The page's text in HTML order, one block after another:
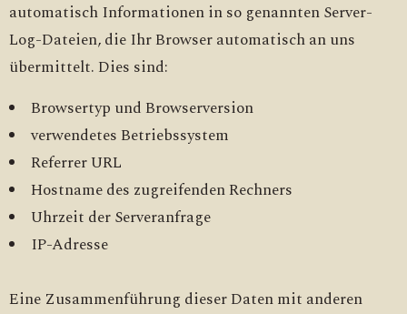
automatisch Informationen in so genannten Server-
Log-Dateien, die Ihr Browser automatisch an uns
übermittelt. Dies sind:
Browsertyp und Browserversion
verwendetes Betriebssystem
Referrer URL
Hostname des zugreifenden Rechners
Uhrzeit der Serveranfrage
IP-Adresse
Eine Zusammenführung dieser Daten mit anderen